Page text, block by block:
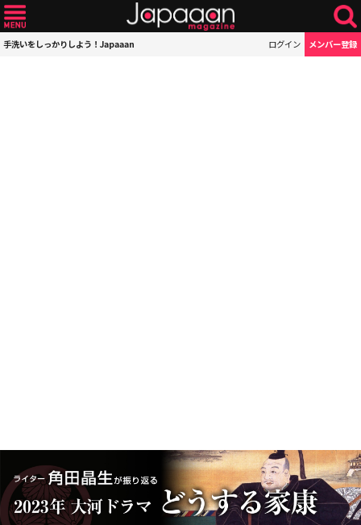
手洗いをしっかりしよう！Japaaan ログイン メンバー登録